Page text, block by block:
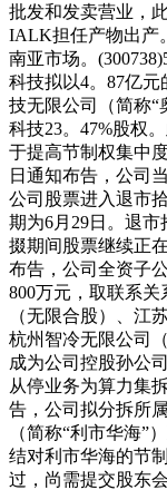
批发和发卖营业，
IALK担任产物出产
南亚市场。
科技拟以4。87亿
技无限公司（简称“
科技23。47%股权
于提高节制权集中
日通知布告，公司
公司股票进入退市
期为6月29日。退
掇期间股票继续正
布告，公司全资子
800万元，取联系
（无限合股）、江
杭州智冷无限公司
成为公司控股孙公
从停业务为算力集
告，公司拟分拆所
（简称“利市华海”
结对利市华海的节
过，尚需提交股东